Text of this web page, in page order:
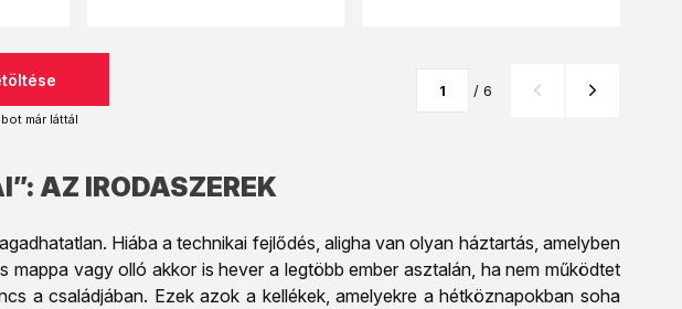
már láttál
/ 6
AZ IRODASZEREK
Hiába a technikai fejlődés, aligha van olyan háztartás, amelyben
mappa vagy olló akkor is hever a legtöbb ember asztalán, ha nem működtet
a családjában. Ezek azok a kellékek, amelyekre a hétköznapokban soha